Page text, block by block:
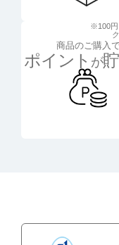
商品のご購入
ポイント が
※100円